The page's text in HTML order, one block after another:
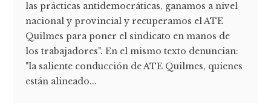
las prácticas antidemocráticas, ganamos a nivel
nacional y provincial y recuperamos el ATE
Quilmes para poner el sindicato en manos de
los trabajadores". En el mismo texto denuncian:
"la saliente conducción de ATE Quilmes, quienes
están alineado...